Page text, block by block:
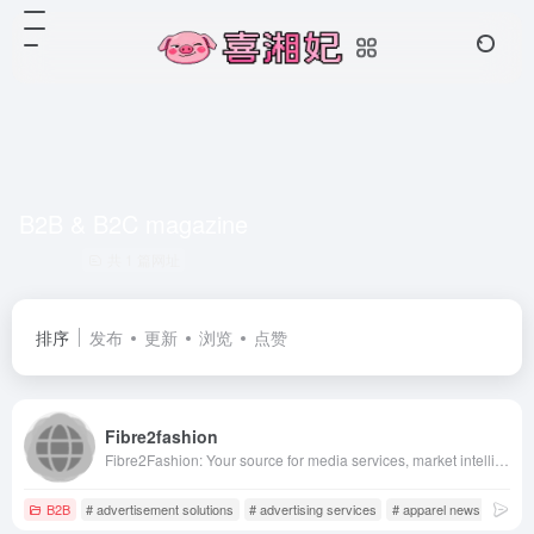
排序 发布 更新 浏览 点赞
Fibre2fashion
B2B # advertisement solutions # advertising services # apparel news